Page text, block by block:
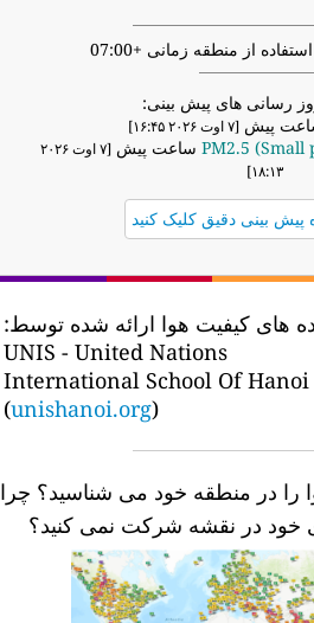
رسانی های پیش بینی:
[۷ اوت ۲۰۲۶ ۱۶:۴۵]
PM2.5
[۷ اوت ۲۰۲۶
۱۸:۱۳]
بینی دقیق کلیک کنید
های کیفیت هوا ارائه شده توسط:
UNIS - United Nations
International School Of Hanoi
(unishanoi.org)
را در منطقه خود می شناسید؟ چرا
خود در نقشه شرکت نمی کنید؟